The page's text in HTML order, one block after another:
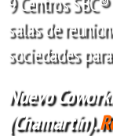
salas de
sociedades
Nuevo
(Chamartín).